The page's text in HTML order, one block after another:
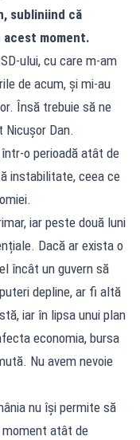
subliniind că
acest moment.
ului, cu care m-am
de acum, și mi-au
Însă trebuie să ne
Nicușor Dan.
o perioadă atât de
instabilitate, ceea ce
iar peste două luni
Dacă ar exista o
încât un guvern să
depline, ar fi altă
iar în lipsa unui plan
economia, bursa
Nu avem nevoie
nu își permite să
atât de